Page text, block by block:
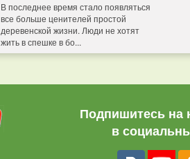
В последнее время стало появляться
все больше ценителей простой
деревенской жизни. Люди не хотят
жить в спешке в бо...
Подпишитесь на
в